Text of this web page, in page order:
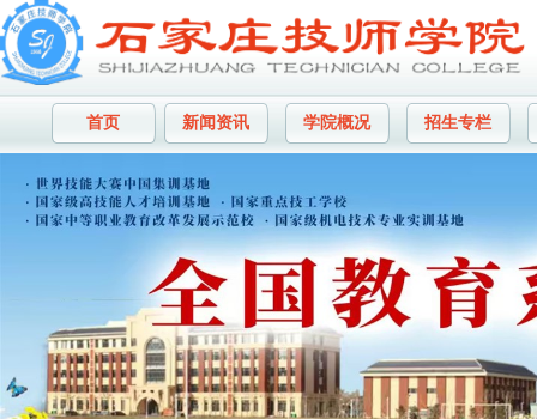
首页 新闻资讯 学院概况 招生专栏